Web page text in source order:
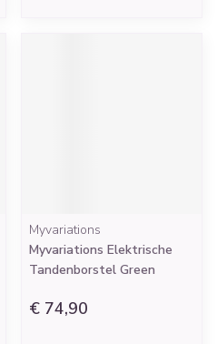
Myvariations
Myvariations Elektrische
Tandenborstel Green
€ 74,90